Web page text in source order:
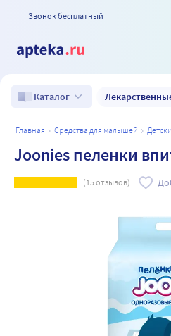
Звонок бесплатный
Каталог
главная средства для малышей
Joonies пеленки
(15отзывов)